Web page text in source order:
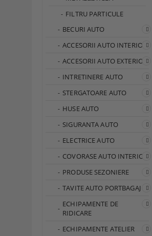
FILTRU PARTICULE
BECURI AUTO
ACCESORII AUTO INTERIOR
ACCESORII AUTO EXTERIOR
INTRETINERE AUTO
STERGATOARE AUTO
HUSE AUTO
SIGURANTA AUTO
ELECTRICE AUTO
COVORASE AUTO INTERIOR
PRODUSE SEZONIERE
TAVITE AUTO PORTBAGAJ
ECHIPAMENTE DE
RIDICARE
ECHIPAMENTE ATELIER